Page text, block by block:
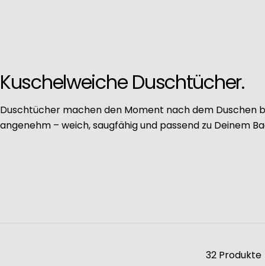
Kuschelweiche Duschtücher.
Duschtücher machen den Moment nach dem Duschen
angenehm – weich, saugfähig und passend zu Deinem
32 Produkte